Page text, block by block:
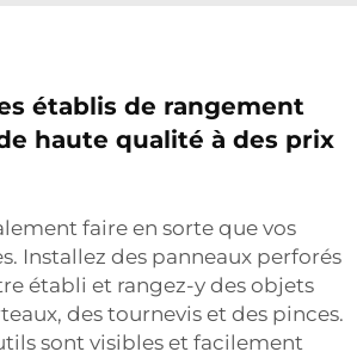
établis de rangement
haute qualité à des prix
faire en sorte que vos
Installez des panneaux perforés
établi et rangez-y des objets
des tournevis et des pinces.
sont visibles et facilement